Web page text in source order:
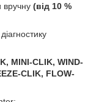
вручну (від 10 %
MINI-CLIK, WIND-
CLIK, FLOW-